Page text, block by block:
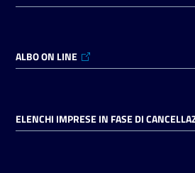
ALBO ON LINE
ELENCHI IMPRESE IN FASE DI